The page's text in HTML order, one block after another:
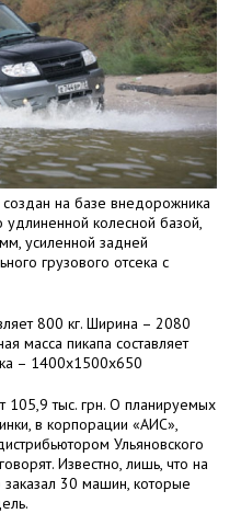
создан на базе внедорожника
удлиненной колесной базой,
усиленной задней
грузового отсека с
800 кг. Ширина – 2080
масса пикапа составляет
– 1400х1500х650
105,9 тыс. грн. О планируемых
в корпорации «АИС»,
Ульяновского
Известно, лишь, что на
30 машин, которые